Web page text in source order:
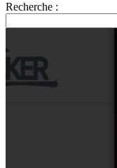
Recherche :